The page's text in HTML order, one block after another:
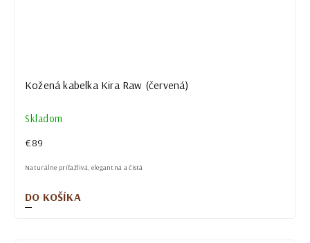
Kožená kabelka Kira Raw (červená)
Skladom
€89
DO KOŠÍKA
Naturálne príťažlivá, elegantná a čistá